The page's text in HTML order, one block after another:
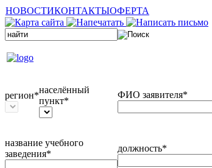
НОВОСТИКОНТАКТЫОФЕРТА
регион*
населённый
пункт*
ФИО заявителя*
название учебного
заведения*
должность*